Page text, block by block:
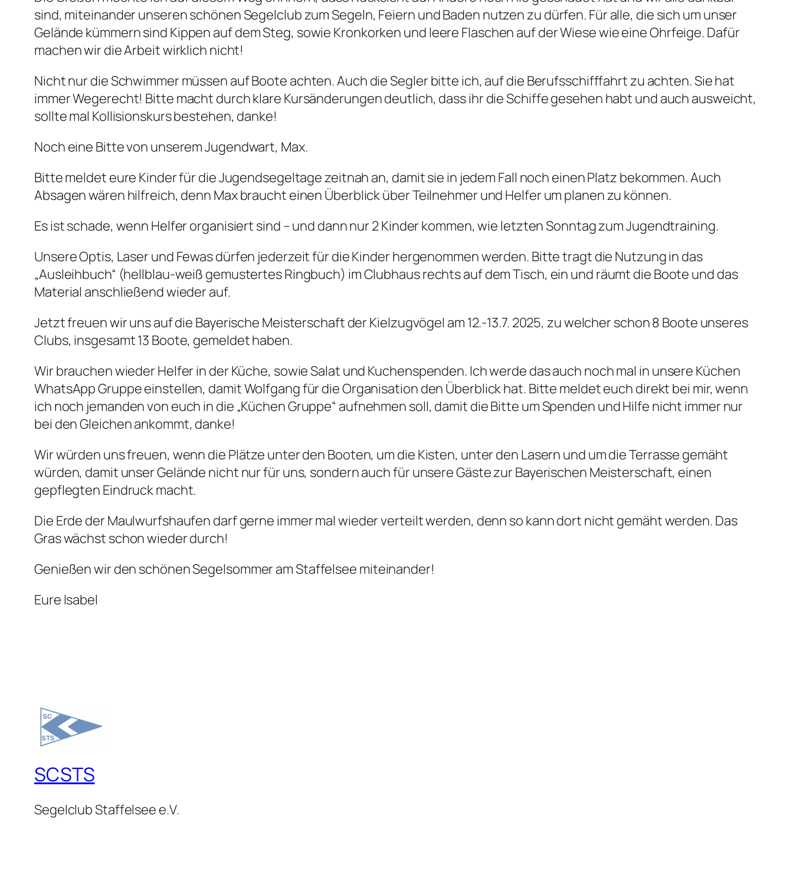
sind, miteinander unseren schönen Segelclub zum Segeln, Feiern und Baden nutzen zu dürfen. Für alle, die sich um unser
Gelände kümmern sind Kippen auf dem Steg, sowie Kronkorken und leere Flaschen auf der Wiese wie eine Ohrfeige. Dafür
machen wir die Arbeit wirklich nicht!
Nicht nur die Schwimmer müssen auf Boote achten. Auch die Segler bitte ich, auf die Berufsschifffahrt zu achten. Sie hat
immer Wegerecht! Bitte macht durch klare Kursänderungen deutlich, dass ihr die Schiffe gesehen habt und auch ausweicht,
sollte mal Kollisionskurs bestehen, danke!
Noch eine Bitte von unserem Jugendwart, Max.
Bitte meldet eure Kinder für die Jugendsegeltage zeitnah an, damit sie in jedem Fall noch einen Platz bekommen. Auch
Absagen wären hilfreich, denn Max braucht einen Überblick über Teilnehmer und Helfer um planen zu können.
Es ist schade, wenn Helfer organisiert sind – und dann nur 2 Kinder kommen, wie letzten Sonntag zum Jugendtraining.
Unsere Optis, Laser und Fewas dürfen jederzeit für die Kinder hergenommen werden. Bitte tragt die Nutzung in das
„Ausleihbuch“ (hellblau-weiß gemustertes Ringbuch) im Clubhaus rechts auf dem Tisch, ein und räumt die Boote und das
Material anschließend wieder auf.
Jetzt freuen wir uns auf die Bayerische Meisterschaft der Kielzugvögel am 12.-13.7. 2025, zu welcher schon 8 Boote unseres
Clubs, insgesamt 13 Boote, gemeldet haben.
Wir brauchen wieder Helfer in der Küche, sowie Salat und Kuchenspenden. Ich werde das auch noch mal in unsere Küchen
WhatsApp Gruppe einstellen, damit Wolfgang für die Organisation den Überblick hat. Bitte meldet euch direkt bei mir, wenn
ich noch jemanden von euch in die „Küchen Gruppe“ aufnehmen soll, damit die Bitte um Spenden und Hilfe nicht immer nur
bei den Gleichen ankommt, danke!
Wir würden uns freuen, wenn die Plätze unter den Booten, um die Kisten, unter den Lasern und um die Terrasse gemäht
würden, damit unser Gelände nicht nur für uns, sondern auch für unsere Gäste zur Bayerischen Meisterschaft, einen
gepflegten Eindruck macht.
Die Erde der Maulwurfshaufen darf gerne immer mal wieder verteilt werden, denn so kann dort nicht gemäht werden. Das
Gras wächst schon wieder durch!
Genießen wir den schönen Segelsommer am Staffelsee miteinander!
Eure Isabel
SCSTS
Segelclub Staffelsee e.V.